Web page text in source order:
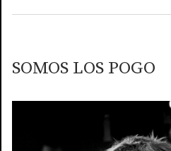
SOMOS LOS POGO